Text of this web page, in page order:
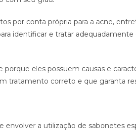
por conta própria para a acne,
identificar e tratar
eles possuem causas e
tratamento correto e que garanta
envolver a utilização de sabonetes